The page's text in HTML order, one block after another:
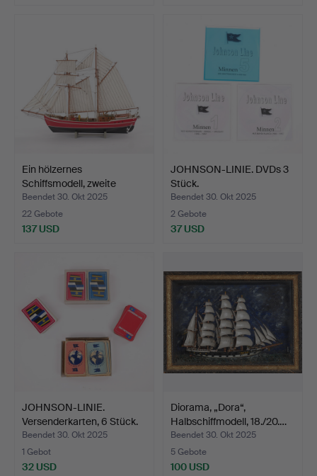
Ein hölzernes
Schiffsmodell, zweite
Hälfte…
Beendet 30. Okt 2025
22 Gebote
137 USD
JOHNSON-LINIE. DVDs 3
Stück.
Beendet 30. Okt 2025
2 Gebote
37 USD
JOHNSON-LINIE.
Versenderkarten, 6 Stück.
Beendet 30. Okt 2025
1 Gebot
32 USD
Diorama, „Dora“,
Halbschiffmodell, 18./20.…
Beendet 30. Okt 2025
5 Gebote
100 USD